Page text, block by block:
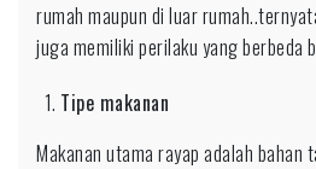
rumah maupun di luar
juga memiliki perilaku yang berbeda
Tipe makanan
Makanan utama rayap adalah bahan